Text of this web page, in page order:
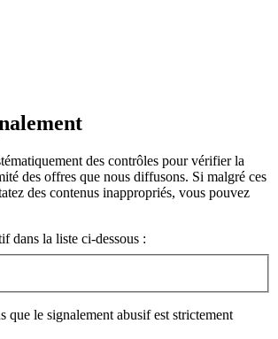
des contrôles pour vérifier la
des offres que nous diffusons. Si malgré ces
des contenus inappropriés, vous pouvez
dans la liste ci-dessous :
que le signalement abusif est strictement